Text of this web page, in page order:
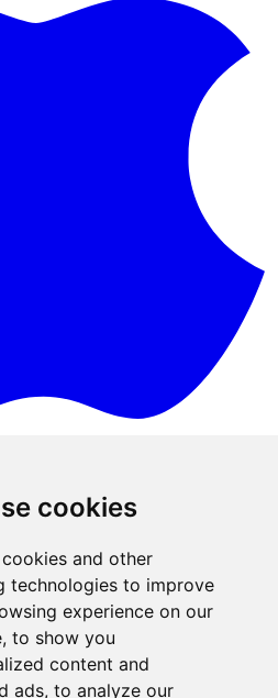
cookies
cookies and other
technologies to improve
experience on our
to show you
content and
ads, to analyze our